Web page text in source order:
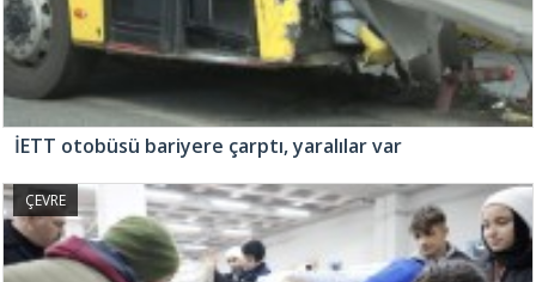
İETT otobüsü bariyere çarptı, yaralılar var
ÇEVRE